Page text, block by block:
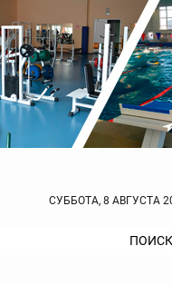
СУББОТА, 8 АВГУСТА